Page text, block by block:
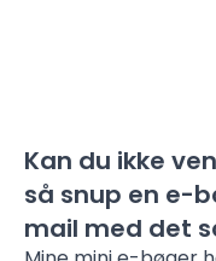
Kan du ikke
så snup en e-
mail med det